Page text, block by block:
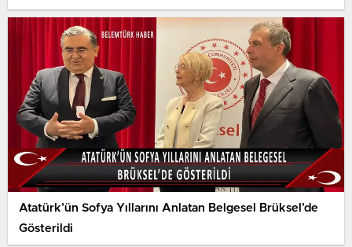
Atatürk’ün Sofya Yıllarını Anlatan Belgesel Brüksel’de
Gösterildi